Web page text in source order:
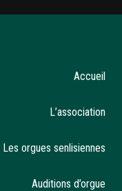
Accueil
L’association
Les orgues senlisiennes
Auditions d’orgue